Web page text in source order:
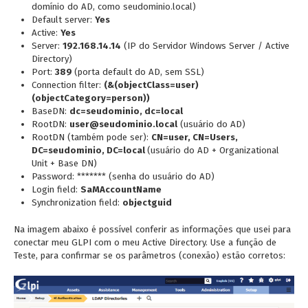
domínio do AD, como seudominio.local)
Default server:Yes
Active:Yes
Server:192.168.14.14 (IP do Servidor Windows Server / Active
Directory)
Port:389(porta default do AD, sem SSL)
Connection filter: (&(objectClass=user)
(objectCategory=person))
BaseDN: dc=seudominio, dc=local
RootDN: user@seudominio.local(usuário do AD)
RootDN (também pode ser): CN=user, CN=Users,
DC=seudominio, DC=local(usuário do AD + Organizational
Unit + Base DN)
Password: ******* (senha do usuário do AD)
Login field:SaMAccountName
Synchronization field: objectguid
Na imagem abaixo é possível conferir as informações que usei para
conectar meu GLPI com o meu Active Directory. Use a função de
Teste, para confirmar se os parâmetros (conexão) estão corretos: